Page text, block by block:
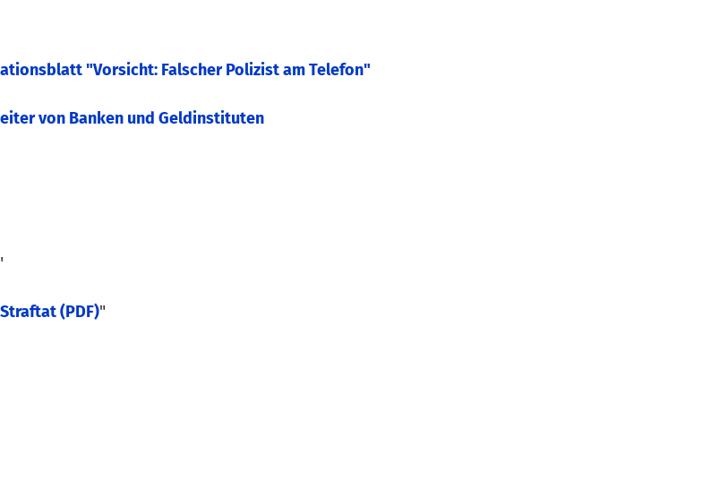
"Vorsicht: Falscher Polizist am Telefon"
von Banken und Geldinstituten
(PDF)"